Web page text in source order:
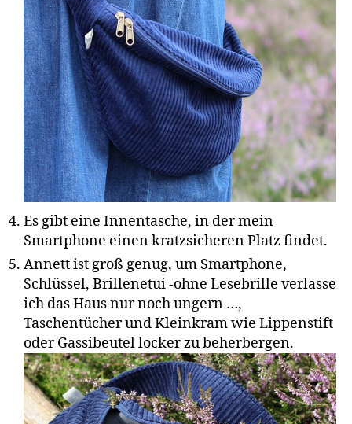
Es gibt eine Innentasche, in der mein
Smartphone einen kratzsicheren Platz findet.
Annett ist groß genug, um Smartphone,
Schlüssel, Brillenetui -ohne Lesebrille verlasse
ich das Haus nur noch ungern …,
Taschentücher und Kleinkram wie Lippenstift
oder Gassibeutel locker zu beherbergen.